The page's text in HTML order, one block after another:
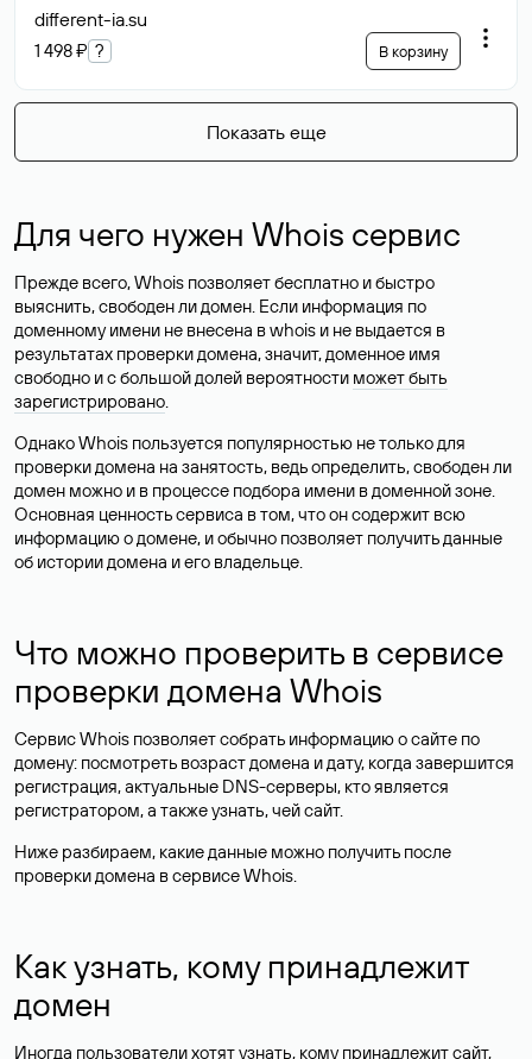
different-ia.su
1 498 ₽ ? В корзину
Показать еще
Для чего нужен Whois сервис
Прежде всего, Whois позволяет бесплатно и быстро
выяснить, свободен ли домен. Если информация по
доменному имени не внесена в whois и не выдается в
результатах проверки домена, значит, доменное имя
свободно и с большой долей вероятности может быть
зарегистрировано.
Однако Whois пользуется популярностью не только для
проверки домена на занятость, ведь определить, свободен ли
домен можно и в процессе подбора имени в доменной зоне.
Основная ценность сервиса в том, что он содержит всю
информацию о домене, и обычно позволяет получить данные
об истории домена и его владельце.
Что можно проверить в сервисе
проверки домена Whois
Сервис Whois позволяет собрать информацию о сайте по
домену: посмотреть возраст домена и дату, когда завершится
регистрация, актуальные DNS-серверы, кто является
регистратором, а также узнать, чей сайт.
Ниже разбираем, какие данные можно получить после
проверки домена в сервисе Whois.
Как узнать, кому принадлежит
домен
Иногда пользователи хотят узнать, кому принадлежит сайт,